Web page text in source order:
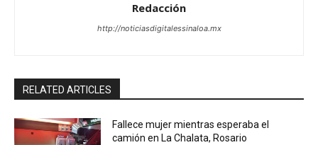
Redacción
http://noticiasdigitalessinaloa.mx
RELATED ARTICLES
Fallece mujer mientras esperaba el
camión en La Chalata, Rosario